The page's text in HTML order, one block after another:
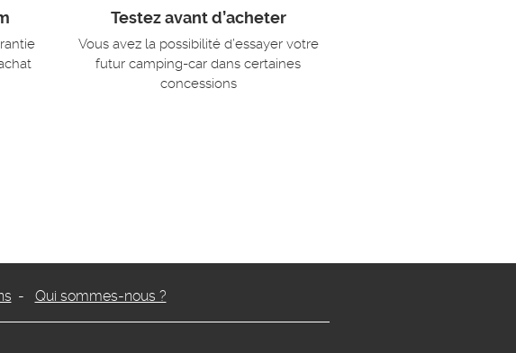
Testez avant d’acheter
Vous avez la possibilité d’essayer votre
futur camping-car dans certaines
concessions
Qui sommes-nous ?